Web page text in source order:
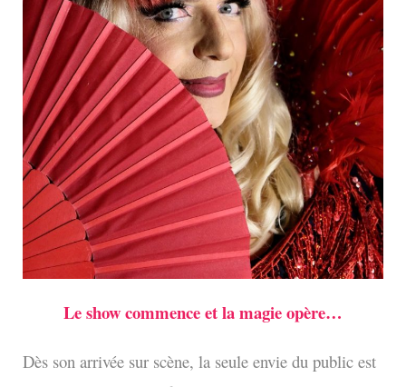
Le show commence et la magie opère…
Dès son arrivée sur scène, la seule envie du public est